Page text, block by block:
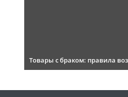
Товары с браком: правила